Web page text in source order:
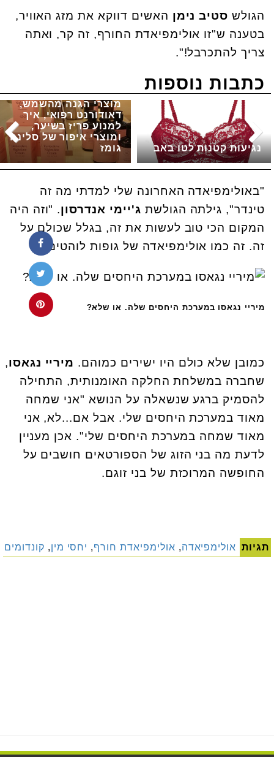
הגולש סטיב נימן האשים דווקא את מזג האוויר,
בטענה ש"זו אולימפיאדת החורף, זה קר, ואתה
צריך להתכרבל!".
כתבות נוספות
מוצרי הגנה מהשמש,
דאודורנט רפואי, איך
למנוע פריז בשיער,
ומוצרי איפור של סלינה
גומז
נגיעות קטנות לטו באב
"באולימפיאדה האחרונה שלי למדתי מה זה
טינדר", גילתה הגולשת ג'יימי אנדרסון. "וזה היה
המקום הכי טוב לעשות את זה, בגלל שכולם על
זה. זה כמו אולימפיאדה של גופות לוהטים".
מיריי נגאסו במערכת היחסים שלה. או שלא?
כמובן שלא כולם היו ישירים כמוהם. מיריי נגאסו,
שחברה במשלחת החלקה האומנותית, התחילה
להסמיק ברגע שנשאלה על הנושא "אני שמחה
מאוד במערכת היחסים שלי. אבל אם...לא, אני
מאוד שמחה במערכת היחסים שלי". אכן מעניין
לדעת מה בני הזוג של הספורטאים חושבים על
החופשה המרוכזת של בני זוגם.
תגיות אולימפיאדה, אולימפיאדת חורף, יחסי מין, קונדומים